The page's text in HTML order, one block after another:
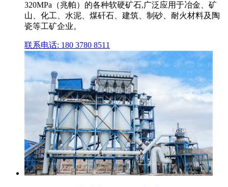
320MPa（兆帕）的各种软硬矿石,广泛应用于冶金、矿
山、化工、水泥、煤矸石、建筑、制砂、耐火材料及陶
瓷等工矿企业。
联系电话: 180 3780 8511